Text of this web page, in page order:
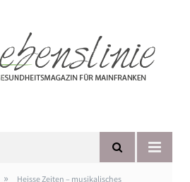
»
Heisse Zeiten – musikalisches